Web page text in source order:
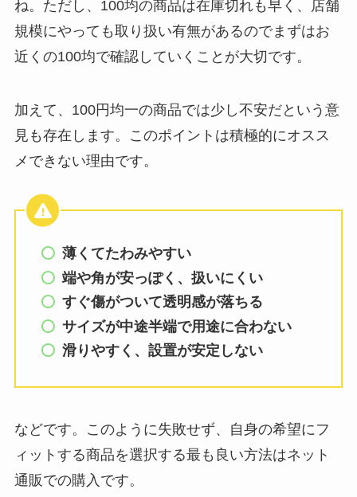
ね。ただし、100均の商品は在庫切れも早く、店舗
規模にやっても取り扱い有無があるのでまずはお
近くの100均で確認していくことが大切です。
加えて、100円均一の商品では少し不安だという意
見も存在します。このポイントは積極的にオスス
メできない理由です。
薄くてたわみやすい
端や角が安っぽく、扱いにくい
すぐ傷がついて透明感が落ちる
サイズが中途半端で用途に合わない
滑りやすく、設置が安定しない
などです。このように失敗せず、自身の希望にフ
ィットする商品を選択する最も良い方法はネット
通販での購入です。